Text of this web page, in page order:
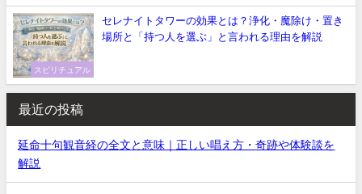
スピリチュアル
セレナイトタワーの効果とは？浄化・魔除け・置き
場所と「持つ人を選ぶ」と言われる理由を解説
最近の投稿
延命十句観音経の全文と意味｜正しい唱え方・奇跡や体験談を
解説